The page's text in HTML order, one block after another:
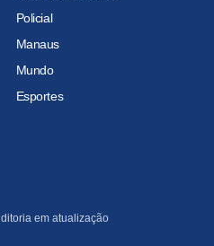
Policial
Manaus
Mundo
Esportes
em atualização